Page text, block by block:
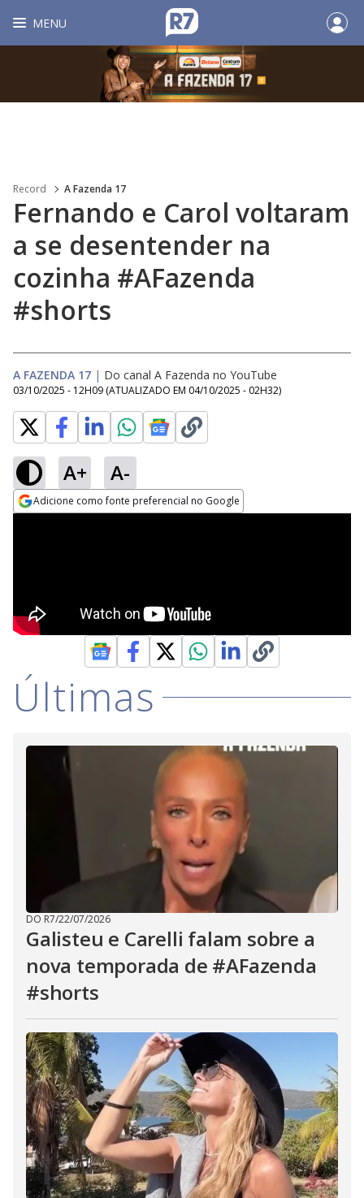
MENU
Record A Fazenda 17
Fernando e Carol voltaram
a se desentender na
cozinha #AFazenda
#shorts
A FAZENDA 17 | Do canal A Fazenda no YouTube
03/10/2025 - 12H09 (ATUALIZADO EM 04/10/2025 - 02H32)
A+ A-
Adicione como fonte preferencial no Google
Últimas
DO R7/22/07/2026
Galisteu e Carelli falam sobre a
nova temporada de #AFazenda
#shorts